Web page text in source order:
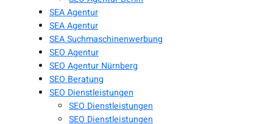
SEA Agentur
SEA Agentur
SEA Suchmaschinenwerbung
SEO Agentur
SEO Agentur Nürnberg
SEO Beratung
SEO Dienstleistungen
SEO Dienstleistungen
SEO Dienstleistungen